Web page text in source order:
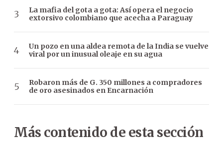
La mafia del gota a gota: Así opera el negocio
extorsivo colombiano que acecha a Paraguay
Un pozo en una aldea remota de la India se vuelve
viral por un inusual oleaje en su agua
Robaron más de G. 350 millones a compradores
de oro asesinados en Encarnación
Más contenido de esta sección